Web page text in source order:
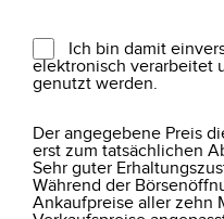
Ich bin damit
elektronisch verarbeitet
genutzt werden.
Der angegebene Preis
erst zum tatsächlichen
Sehr guter
Während der
Ankaufpreise aller zehn